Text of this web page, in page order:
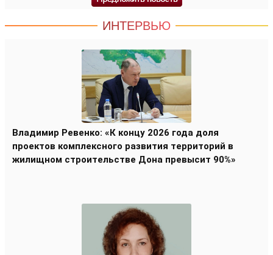
ИНТЕРВЬЮ
Владимир Ревенко: «К концу 2026 года доля
проектов комплексного развития территорий в
жилищном строительстве Дона превысит 90%»